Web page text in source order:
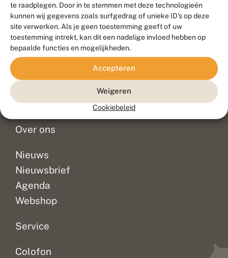
te raadplegen. Door in te stemmen met deze technologieën
kunnen wij gegevens zoals surfgedrag of unieke ID's op deze
site verwerken. Als je geen toestemming geeft of uw
toestemming intrekt, kan dit een nadelige invloed hebben op
bepaalde functies en mogelijkheden.
Accepteren
Weigeren
Cookiebeleid
Contact
Veelgestelde vragen
Doneer
Over ons
Nieuws
Nieuwsbrief
Agenda
Webshop
Service
Colofon
Meld waarnemingen© 2026 Vlinderstichting
Duurzaam ontwikkeld door
Go2People
, ontworpen door
Blue Field Agency
Privacy
Disclaimer
Sitemap